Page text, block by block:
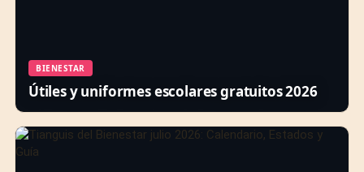
BIENESTAR
Útiles y uniformes escolares gratuitos 2026